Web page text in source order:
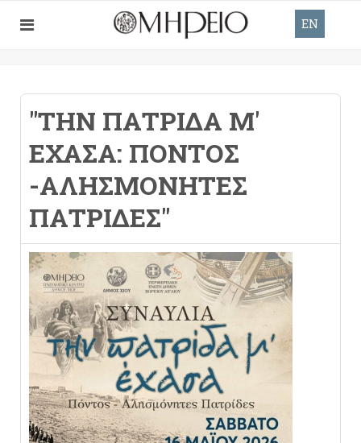
EN
"ΤΗΝ ΠΑΤΡΊΔΑ Μ'
ΈΧΑΣΑ: ΠΌΝΤΟΣ
-ΑΛΗΣΜΌΝΗΤΕΣ
ΠΑΤΡΊΔΕΣ"